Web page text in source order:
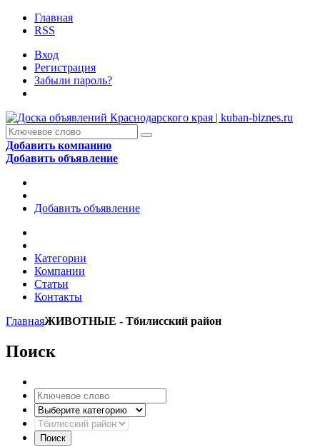
Главная
RSS
Вход
Регистрация
Забыли пароль?
Добавить компанию
Добавить объявление
Добавить объявление
Категории
Компании
Статьи
Контакты
ГлавнаяЖИВОТНЫЕ - Тбилисский район
Поиск